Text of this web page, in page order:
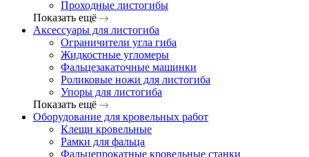
Проходные листогибы
Показать ещё
Аксессуары для листогиба
Ограничители угла гиба
Жидкостные угломеры
Фальцезакаточные машинки
Роликовые ножи для листогиба
Упоры для листогиба
Показать ещё
Оборудование для кровельных работ
Клещи кровельные
Рамки для фальца
Фальцепрокатные кровельные станки